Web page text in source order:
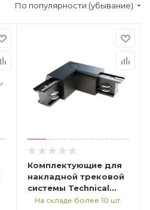
По популярности (убывание)
Комплектующие для
накладной трековой
системы Technical
TRA005CL-31B-L
На складе более 10 шт.